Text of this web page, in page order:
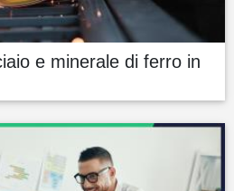
e minerale di ferro in